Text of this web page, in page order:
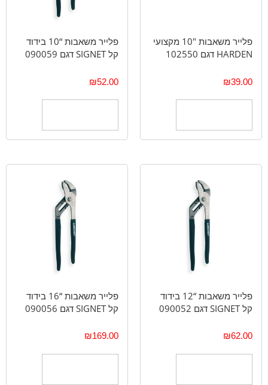
פלייר משאבות "10 מקצועי
HARDEN דגם 102550
₪39.00
פלייר משאבות “10 בידוד
קל SIGNET דגם 090059
₪52.00
פלייר משאבות “12 בידוד
קל SIGNET דגם 090052
₪62.00
פלייר משאבות “16 בידוד
קל SIGNET דגם 090056
₪169.00